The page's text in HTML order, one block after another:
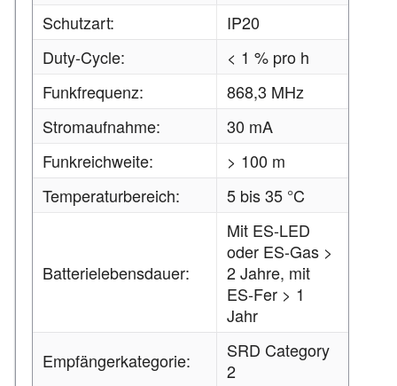
Schutzart:
IP20
Duty-Cycle:
< 1 % pro h
Funkfrequenz:
868,3 MHz
Stromaufnahme:
30 mA
Funkreichweite:
> 100 m
Temperaturbereich:
5 bis 35 °C
Batterielebensdauer:
Mit ES-LED
oder ES-Gas >
2 Jahre, mit
ES-Fer > 1
Jahr
Empfängerkategorie:
SRD Category
2